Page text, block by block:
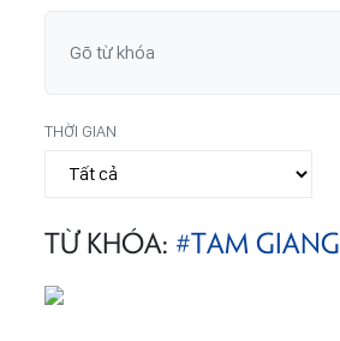
THỜI GIAN
TỪ KHÓA: #TAM GIANG